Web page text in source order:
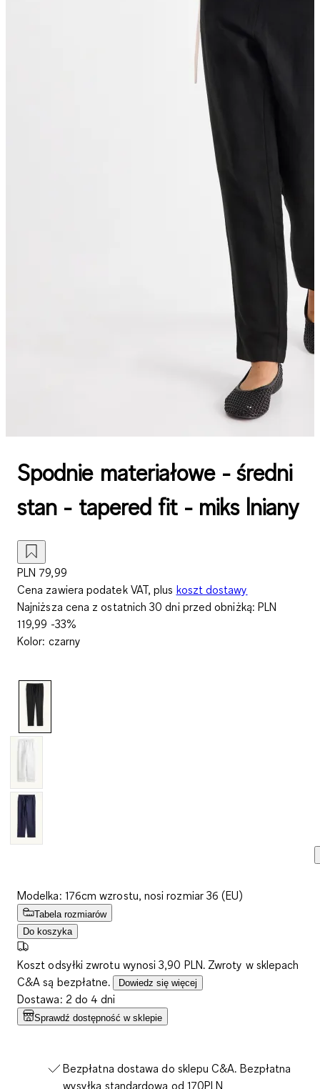
Spodnie materiałowe - średni
stan - tapered fit - miks lniany
PLN 79,99
Cena zawiera podatek VAT, plus koszt dostawy
Najniższa cena z ostatnich 30 dni przed obniżką: PLN
119,99 -33%
Kolor: czarny
Modelka: 176cm wzrostu, nosi rozmiar 36 (EU)
Tabela rozmiarów
Do koszyka
Koszt odsyłki zwrotu wynosi 3,90 PLN. Zwroty w sklepach
C&A są bezpłatne.
Dowiedz się więcej
Dostawa: 2 do 4 dni
Sprawdź dostępność w sklepie
Bezpłatna dostawa do sklepu C&A. Bezpłatna
wysyłka standardowa od 170PLN